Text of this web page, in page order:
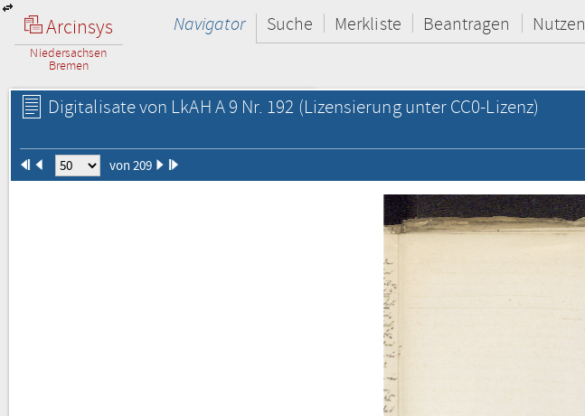
Arcinsys
Niedersachsen
Bremen
Navigator Suche Merkliste Beantragen Nutzen
Digitalisate von LkAH A 9 Nr. 192 (Lizensierung unter CC0-Lizenz)
von 209